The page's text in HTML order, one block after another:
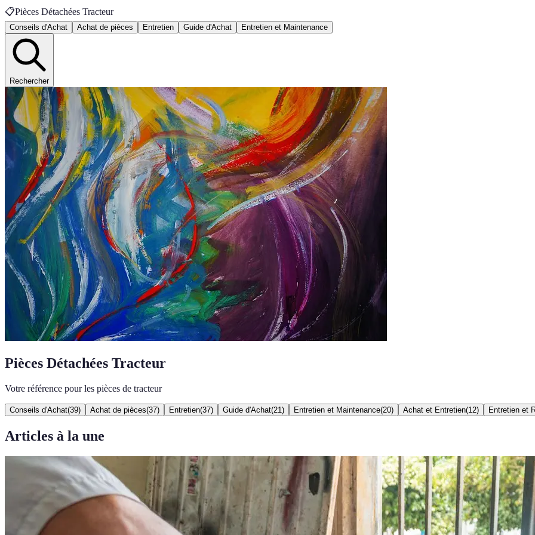
📋Pièces Détachées Tracteur
Conseils d'Achat Achat de pièces Entretien Guide d'Achat Entretien et Maintenance
Rechercher
Pièces Détachées Tracteur
Votre référence pour les pièces de tracteur
Conseils d'Achat(39) Achat de pièces(37) Entretien(37) Guide d'Achat(21 ) Entretien et Maintenance(20) Achat et Entretien(12) Entretien et
Articles à la une